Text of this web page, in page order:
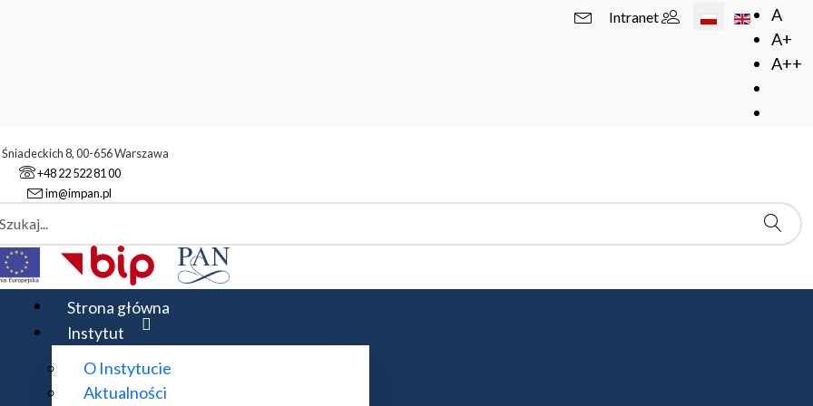
A
A+
A++
Wybierz swój język
Intranet
Śniadeckich 8, 00-656 Warszawa
+48 22 522 81 00
im@impan.pl
Strona główna
Instytut
O Instytucie
Aktualności
Finansowej